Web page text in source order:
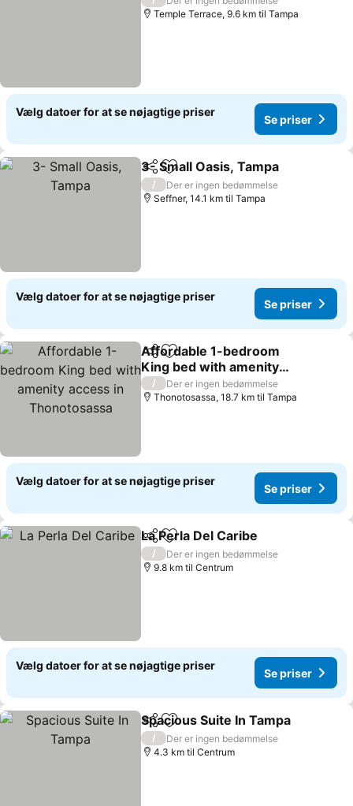
Temple Terrace, 9.6 km til Tampa
Vælg datoer for at se nøjagtige priser
Se priser
Del Føj til favoritter
3- Small Oasis, Tampa
/
Der er ingen bedømmelse
Seffner, 14.1 km til Tampa
Vælg datoer for at se nøjagtige priser
Se priser
Del Føj til favoritter
Affordable 1-bedroom
King bed with amenity
access in Thonotosassa
/
Der er ingen bedømmelse
Thonotosassa, 18.7 km til Tampa
Vælg datoer for at se nøjagtige priser
Se priser
Del Føj til favoritter
La Perla Del Caribe
/
Der er ingen bedømmelse
9.8 km til Centrum
Vælg datoer for at se nøjagtige priser
Se priser
Del Føj til favoritter
Spacious Suite In Tampa
/
Der er ingen bedømmelse
4.3 km til Centrum